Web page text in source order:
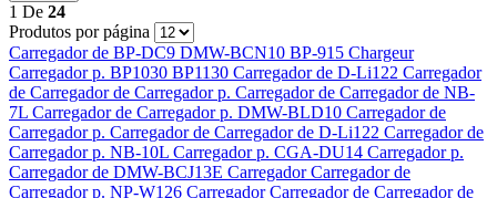
1 De 24
Produtos por página
Carregador de BP-DC9 DMW-BCN10 BP-915 Chargeur
Carregador p. BP1030 BP1130 Carregador de D-Li122 Carregador
de Carregador de Carregador p. Carregador de Carregador de NB-
7L Carregador de Carregador p. DMW-BLD10 Carregador de
Carregador p. Carregador de Carregador de D-Li122 Carregador de
Carregador p. NB-10L Carregador p. CGA-DU14 Carregador p.
Carregador de DMW-BCJ13E CarregadorCarregador de
Carregador p. NP-W126 CarregadorCarregador de Carregador de